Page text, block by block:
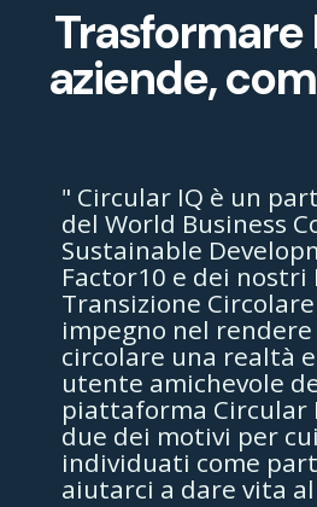
Trasformare
aziende,
" Circular IQ è un
del World Business
Sustainable
Factor10 e dei
Transizione
impegno nel
circolare una realtà
utente amichevole
piattaforma Circular
due dei motivi per
individuati come
aiutarci a dare vita al